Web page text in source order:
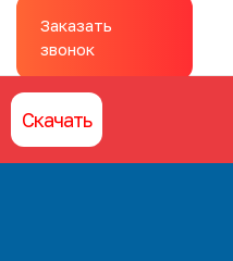
Заказать
звонок
Скачать